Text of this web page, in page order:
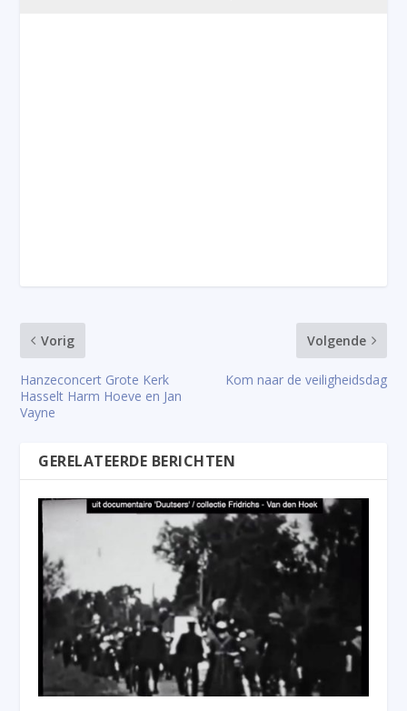
Vorig
Hanzeconcert Grote Kerk
Hasselt Harm Hoeve en Jan
Vayne
Volgende
Kom naar de veiligheidsdag
GERELATEERDE BERICHTEN